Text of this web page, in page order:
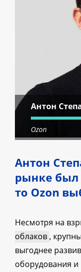
Антон
Ozon
Антон
рынке был
то Ozon
Несмотря на
облаков ,
выгоднее
оборудования